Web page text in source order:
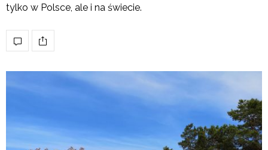
tylko w Polsce, ale i na świecie.